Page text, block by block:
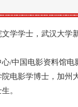
学学士，武汉大学
/中国电影资料馆电
院电影学博士，加州
。